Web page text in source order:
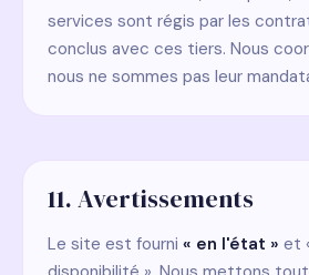
services sont régis par les
conclus avec ces tiers. Nous
nous ne sommes pas leur
11. Avertissements
Le site est fourni« en l'état » et